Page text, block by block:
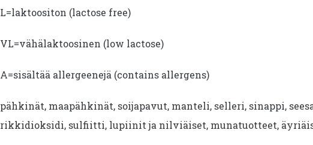
L=laktoositon (lactose free)
VL=vähälaktoosinen (low lactose)
A=sisältää allergeenejä (contains allergens)
pähkinät, maapähkinät, soijapavut, manteli, selleri, sinappi,
rikkidioksidi, sulfiitti, lupiinit ja nilviäiset, munatuotteet,